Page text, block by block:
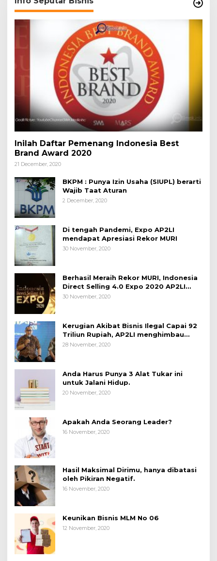
Inilah Daftar Pemenang Indonesia Best
Brand Award 2020
21 December, 2020
BKPM : Punya Izin Usaha (SIUPL) berarti
Wajib Taat Aturan
2 December, 2020
Di tengah Pandemi, Expo AP2LI
mendapat Apresiasi Rekor MURI
30 November, 2020
Berhasil Meraih Rekor MURI, Indonesia
Direct Selling 4.0 Expo 2020 AP2LI
berakhir sangat memuaskan
30 November, 2020
Kerugian Akibat Bisnis Ilegal Capai 92
Triliun Rupiah, AP2LI menghimbau
masyarakat Waspada.
28 November, 2020
Anda Harus Punya 3 Alat Tukar ini
untuk Jalani Hidup.
20 November, 2020
Apakah Anda Seorang Leader?
16 November, 2020
Hasil Maksimal Dirimu, hanya dibatasi
oleh Pikiran Negatif.
16 November, 2020
Keunikan Bisnis MLM No 06
12 November, 2020